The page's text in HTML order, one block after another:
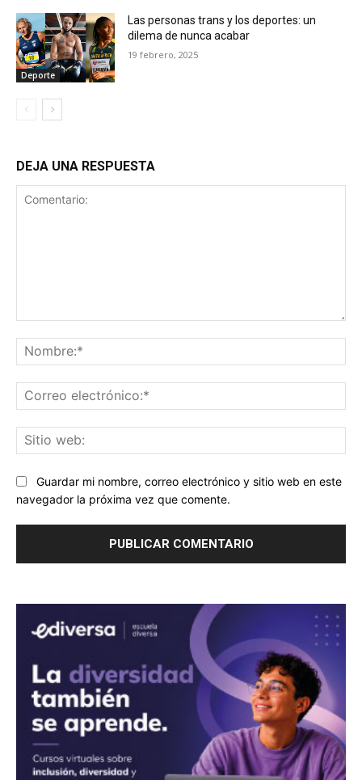
Deporte
Las personas trans y los deportes: un
dilema de nunca acabar
19 febrero, 2025
DEJA UNA RESPUESTA
Guardar mi nombre, correo electrónico y sitio web en este
navegador la próxima vez que comente.